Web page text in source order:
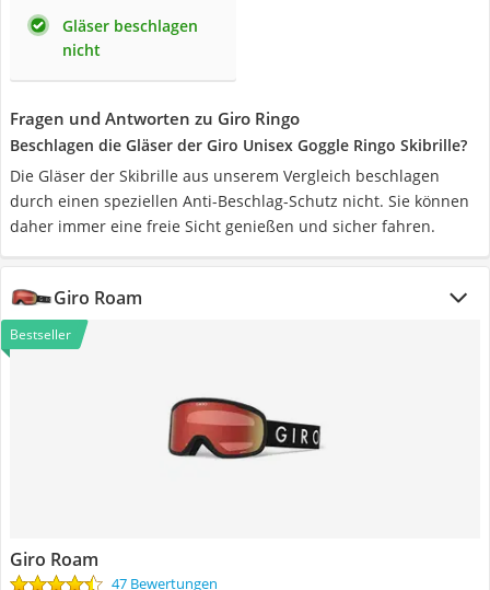
Gläser beschlagen
nicht
Fragen und Antworten zu Giro Ringo
Beschlagen die Gläser der Giro Unisex Goggle Ringo Skibrille?
Die Gläser der Skibrille aus unserem Vergleich beschlagen
durch einen speziellen Anti-Beschlag-Schutz nicht. Sie können
daher immer eine freie Sicht genießen und sicher fahren.
Giro Roam
Bestseller
Giro Roam
47 Bewertungen